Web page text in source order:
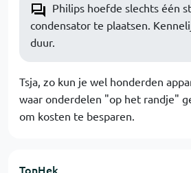
Philips hoefde slechts één
condensator te plaatsen.
duur.
Tsja, zo kun je wel honderden
waar onderdelen "op het randje"
om kosten te besparen.
TonHek